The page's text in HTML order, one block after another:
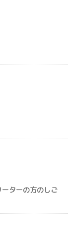
ターの方のしご